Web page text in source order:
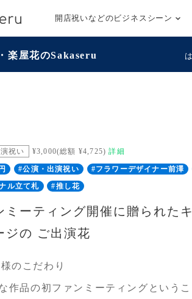
開店祝いなどのビジネスシーン
楽屋花のSakaseru
祝い ¥3,000(総額 ¥4,725)詳細
#公演・出演祝い #フラワーデザイナー前澤
ル立て札
#推し花
ミーティング開催に贈られた
ジの ご出演花
のこだわり
作品の初ファンミーティングという